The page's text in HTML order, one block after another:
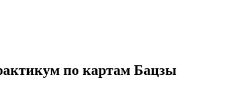
по картам Бацзы